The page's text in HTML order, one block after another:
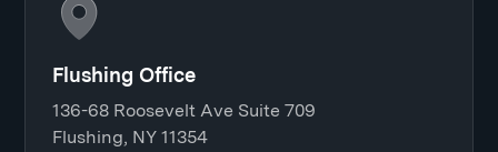
Flushing Office
136-68 Roosevelt Ave Suite 709
Flushing, NY 11354